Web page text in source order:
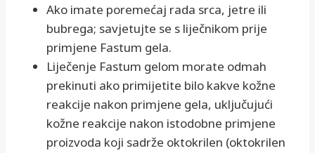
Ako imate poremećaj rada srca, jetre ili
bubrega; savjetujte se s liječnikom prije
primjene Fastum gela.
Liječenje Fastum gelom morate odmah
prekinuti ako primijetite bilo kakve kožne
reakcije nakon primjene gela, uključujući
kožne reakcije nakon istodobne primjene
proizvoda koji sadrže oktokrilen (oktokrilen